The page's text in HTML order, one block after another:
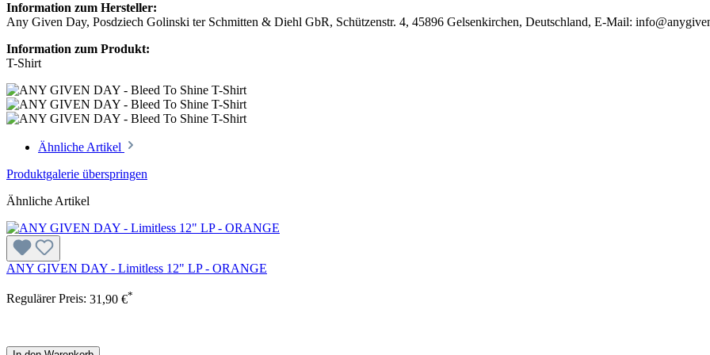
Information zum Hersteller:
Any Given Day, Posdziech Golinski ter Schmitten & Diehl GbR, Schützenstr. 4, 45896 Gelsenkirchen, Deutschland, E-Mail:
Information zum Produkt:
T-Shirt
Ähnliche Artikel
Produktgalerie überspringen
Ähnliche Artikel
ANY GIVEN DAY - Limitless 12" LP - ORANGE
Regulärer Preis: 31,90 €*